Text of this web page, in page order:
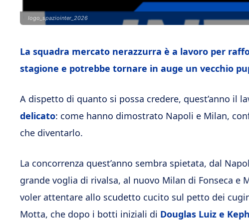
logo_spaziointer_2026
La squadra mercato nerazzurra è a lavoro per
stagione e potrebbe tornare in auge un vecchio
A dispetto di quanto si possa credere, quest’anno il
delicato: come hanno dimostrato Napoli e Milan,
che diventarlo.
La concorrenza quest’anno sembra spietata, dal
grande voglia di rivalsa, al nuovo Milan di Fonseca
voler attentare allo scudetto cucito sul petto dei
Motta, che dopo i botti iniziali di Douglas Luiz e